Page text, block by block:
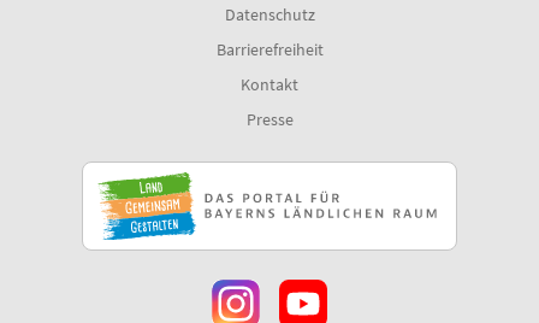
Datenschutz
Barrierefreiheit
Kontakt
Presse